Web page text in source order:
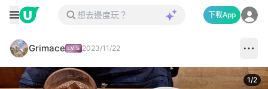
下載App
Grimace 2023/11/22
1/2